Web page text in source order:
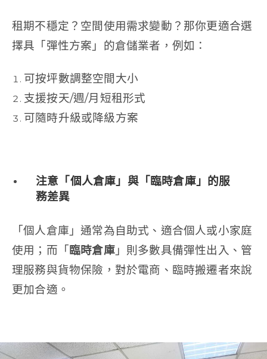
租期不穩定？空間使用需求變動？那你更適合選
擇具「彈性方案」的倉儲業者，例如：
可按坪數調整空間大小
支援按天/週/月短租形式
可隨時升級或降級方案
注意「個人倉庫」與「臨時倉庫」的服
務差異
「個人倉庫」通常為自助式、適合個人或小家庭
使用；而「臨時倉庫」則多數具備彈性出入、管
理服務與貨物保險，對於電商、臨時搬遷者來說
更加合適。